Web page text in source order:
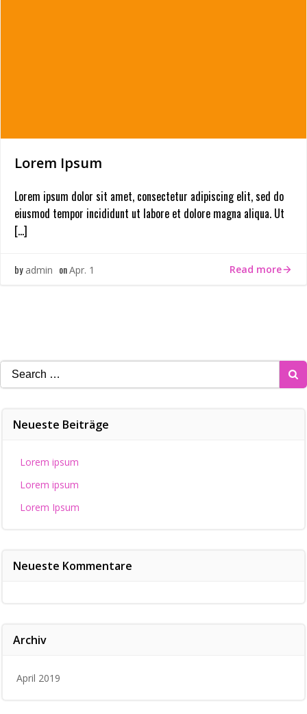
Lorem Ipsum
Lorem ipsum dolor sit amet, consectetur adipiscing elit, sed do
eiusmod tempor incididunt ut labore et dolore magna aliqua. Ut
[…]
by admin onApr. 1 Read more
Search
for:
Neueste Beiträge
Lorem ipsum
Lorem ipsum
Lorem Ipsum
Neueste Kommentare
Archiv
April 2019